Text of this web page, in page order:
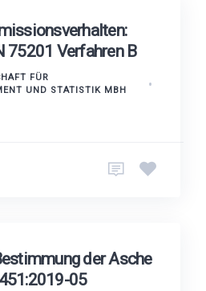
75201 Verfahren B
FÜR
UND STATISTIK MBH
der Asche
05